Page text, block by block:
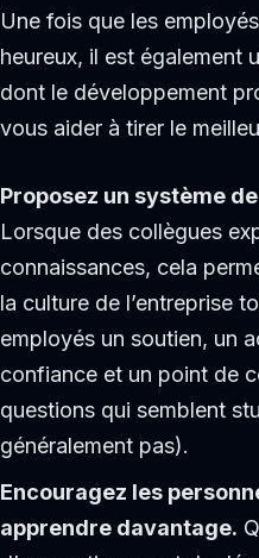
Une fois que les
heureux, il est également
dont le développement
vous aider à tirer le
Proposez un système
Lorsque des collègues
connaissances, cela
la culture de l’entreprise
employés un soutien, un
confiance et un point de
questions qui semblent
généralement pas).
Encouragez les
apprendre davantage.